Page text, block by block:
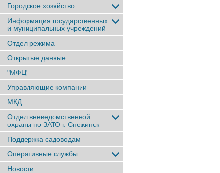
Городское хозяйство
Информация государственных
и муниципальных учреждений
Отдел режима
Открытые данные
"МФЦ"
Управляющие компании
МКД
Отдел вневедомственной
охраны по ЗАТО г. Снежинск
Поддержка садоводам
Оперативные службы
Новости